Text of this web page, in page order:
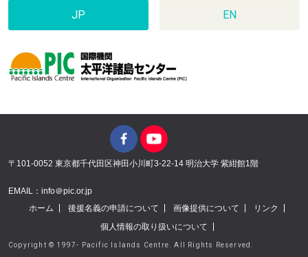
JP EN
〒101-0052 東京都千代田区神田小川町3-22-14 明治大学 紫紺館1階
EMAIL：info＠pic.or.jp
ホーム
後援名義の申請について 画像提供について
リンク
個人情報の取り扱いについて
Copyright © 1997- Pacific Islands Centre. All Rights Reserved.